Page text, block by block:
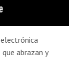
abrazan y